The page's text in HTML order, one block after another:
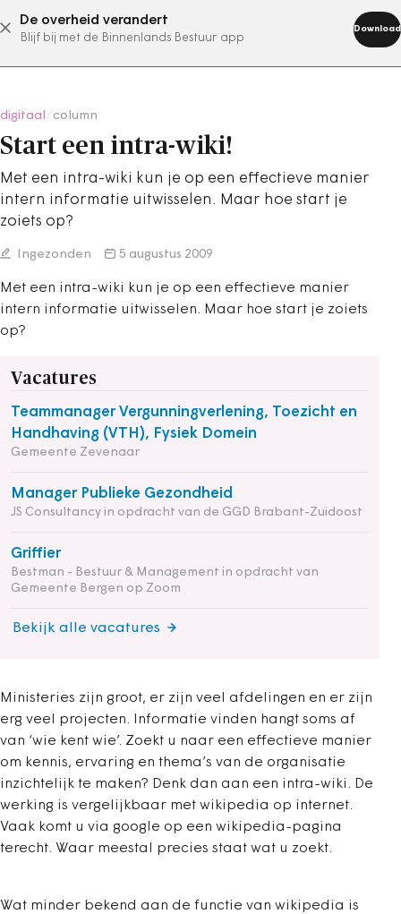
De overheid verandert
Blijf bij met de Binnenlands Bestuur app
Download
abonneer nu
digitaal column
Start een intra-wiki!
Met een intra-wiki kun je op een effectieve manier
intern informatie uitwisselen. Maar hoe start je
zoiets op?
Ingezonden 5 augustus 2009
Met een intra-wiki kun je op een effectieve manier
intern informatie uitwisselen. Maar hoe start je zoiets
op?
Vacatures
Teammanager Vergunningverlening, Toezicht en
Handhaving (VTH), Fysiek Domein
Gemeente Zevenaar
Manager Publieke Gezondheid
JS Consultancy in opdracht van de GGD Brabant-Zuidoost
Griffier
Bestman - Bestuur & Management in opdracht van
Gemeente Bergen op Zoom
Bekijk alle vacatures
Ministeries zijn groot, er zijn veel afdelingen en er zijn
erg veel projecten. Informatie vinden hangt soms af
van ‘wie kent wie’. Zoekt u naar een effectieve manier
om kennis, ervaring en thema’s van de organisatie
inzichtelijk te maken? Denk dan aan een intra-wiki. De
werking is vergelijkbaar met wikipedia op internet.
Vaak komt u via google op een wikipedia-pagina
terecht. Waar meestal precies staat wat u zoekt.
Wat minder bekend aan de functie van wikipedia is